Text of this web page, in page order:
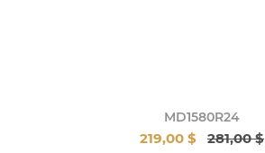
MD1580R24
219,00 $ 281,00 $